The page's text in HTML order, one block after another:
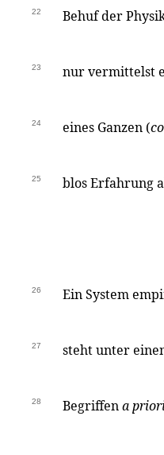
22 Behuf der
23 nur vermittelst
24 eines Ganzen (
25 blos Erfahrung
26 Ein System
27 steht unter
28 Begriffena